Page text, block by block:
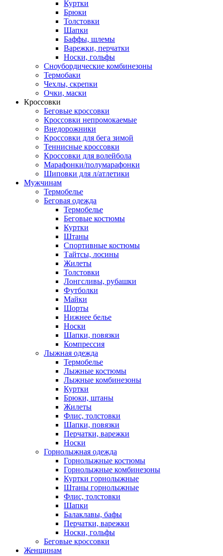
Куртки
Брюки
Толстовки
Шапки
Баффы, шлемы
Варежки, перчатки
Носки, гольфы
Сноубордические комбинезоны
Термобаки
Чехлы, скрепки
Очки, маски
Кроссовки
Беговые кроссовки
Кроссовки непромокаемые
Внедорожники
Кроссовки для бега зимой
Теннисные кроссовки
Кроссовки для волейбола
Марафонки/полумарафонки
Шиповки для л/атлетики
Мужчинам
Термобелье
Беговая одежда
Термобелье
Беговые костюмы
Куртки
Штаны
Спортивные костюмы
Тайтсы, лосины
Жилеты
Толстовки
Лонгсливы, рубашки
Футболки
Майки
Шорты
Нижнее белье
Носки
Шапки, повязки
Компрессия
Лыжная одежда
Термобелье
Лыжные костюмы
Лыжные комбинезоны
Куртки
Брюки, штаны
Жилеты
Флис, толстовки
Шапки, повязки
Перчатки, варежки
Носки
Горнолыжная одежда
Горнолыжные костюмы
Горнолыжные комбинезоны
Куртки горнолыжные
Штаны горнолыжные
Флис, толстовки
Шапки
Балаклавы, бафы
Перчатки, варежки
Носки, гольфы
Беговые кроссовки
Женщинам